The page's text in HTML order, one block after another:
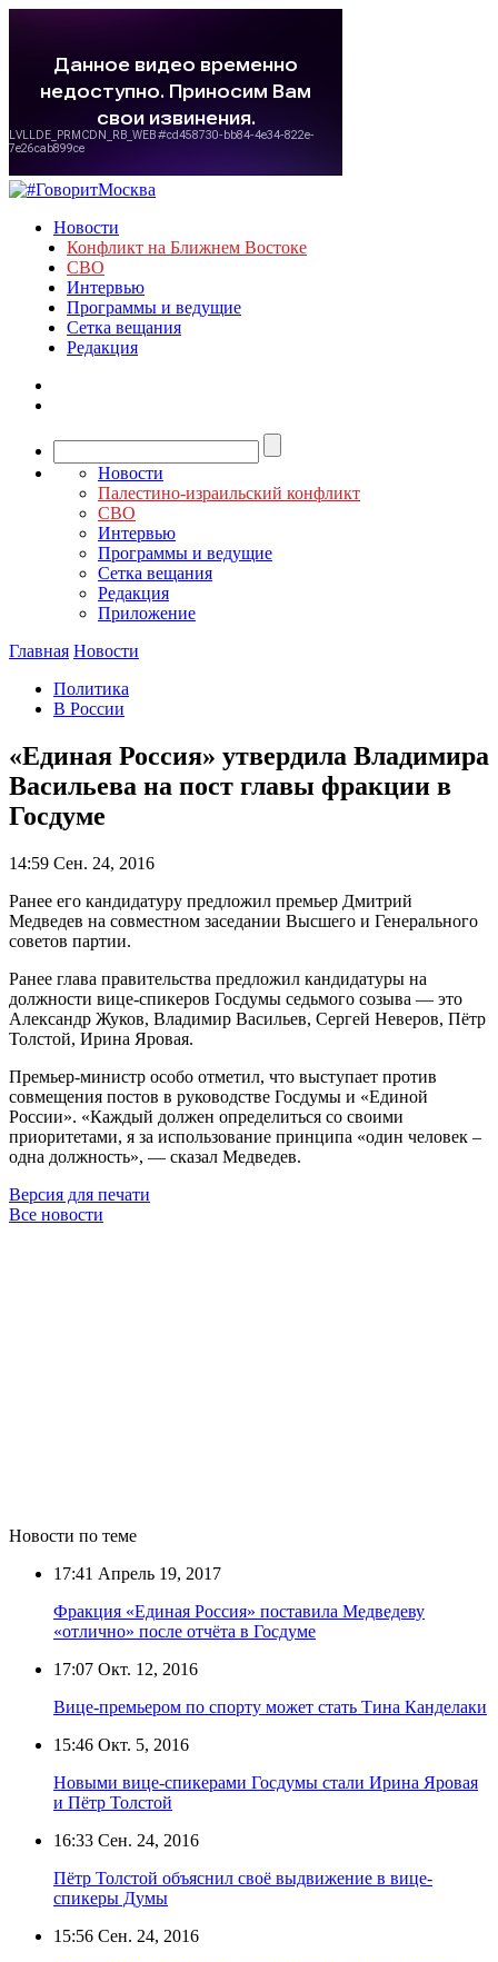
Новости
Конфликт на Ближнем Востоке
СВО
Интервью
Программы и ведущие
Сетка вещания
Редакция
Новости
Палестино-израильский конфликт
СВО
Интервью
Программы и ведущие
Сетка вещания
Редакция
Приложение
Главная Новости
Политика
В России
«Единая Россия» утвердила Владимира
Васильева на пост главы фракции в
Госдуме
14:59 Сен. 24, 2016
Ранее его кандидатуру предложил премьер Дмитрий
Медведев на совместном заседании Высшего и Генерального
советов партии.
Ранее глава правительства предложил кандидатуры на
должности вице-спикеров Госдумы седьмого созыва — это
Александр Жуков, Владимир Васильев, Сергей Неверов, Пётр
Толстой, Ирина Яровая.
Премьер-министр особо отметил, что выступает против
совмещения постов в руководстве Госдумы и «Единой
России». «Каждый должен определиться со своими
приоритетами, я за использование принципа «один человек –
одна должность», — сказал Медведев.
Версия для печати
Все новости
Новости по теме
17:41 Апрель 19, 2017
Фракция «Единая Россия» поставила Медведеву
«отлично» после отчёта в Госдуме
17:07 Окт. 12, 2016
Вице-премьером по спорту может стать Тина Канделаки
15:46 Окт. 5, 2016
Новыми вице-спикерами Госдумы стали Ирина Яровая
и Пётр Толстой
16:33 Сен. 24, 2016
Пётр Толстой объяснил своё выдвижение в вице-
спикеры Думы
15:56 Сен. 24, 2016